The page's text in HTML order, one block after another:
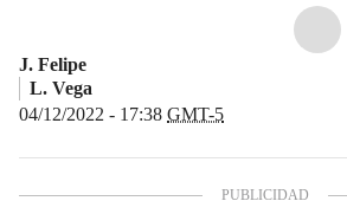
J. Felipe
L. Vega
04/12/2022 - 17:38 GMT-5